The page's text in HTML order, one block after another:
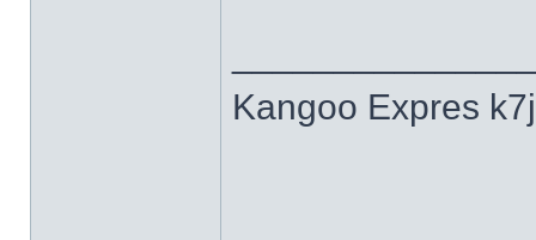
Kangoo Expres